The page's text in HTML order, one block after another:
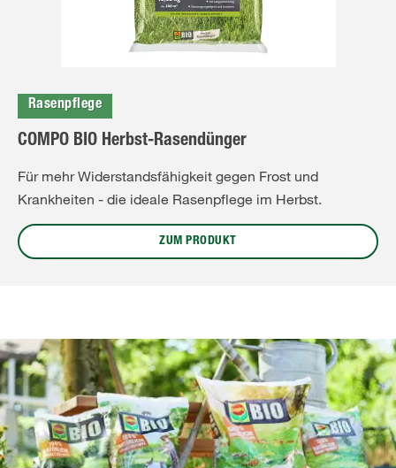
Rasenpflege
COMPO BIO Herbst-Rasendünger
Für mehr Widerstandsfähigkeit gegen Frost und
Krankheiten - die ideale Rasenpflege im Herbst.
ZUM PRODUKT